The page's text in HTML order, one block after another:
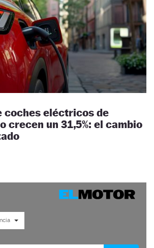
coches eléctricos de
crecen un 31,5%: el cambio